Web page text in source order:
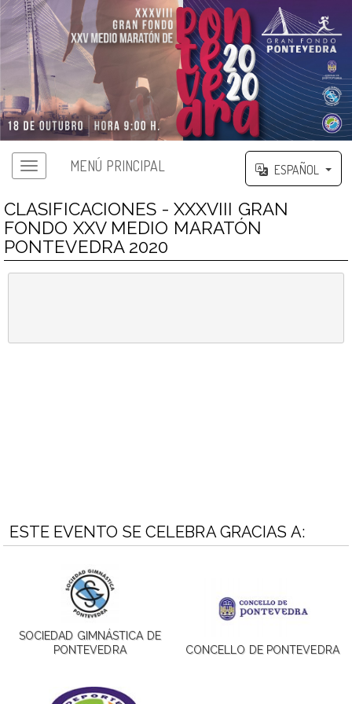
MENÚ PRINCIPAL ESPAÑOL
CLASIFICACIONES - XXXVIII GRAN
FONDO XXV MEDIO MARATÓN
PONTEVEDRA 2020
ESTE EVENTO SE CELEBRA GRACIAS A:
SOCIEDAD GIMNÁSTICA DE
PONTEVEDRA
CONCELLO DE PONTEVEDRA